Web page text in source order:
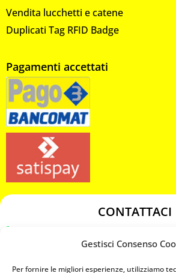
Gestisci Consenso
Per fornire le migliori esperienze, utilizziamo
Vendita lucchetti e catene
Duplicati Tag RFID Badge
Pagamenti accettati
CONTATTACI
chiavicodificate@gmail.com